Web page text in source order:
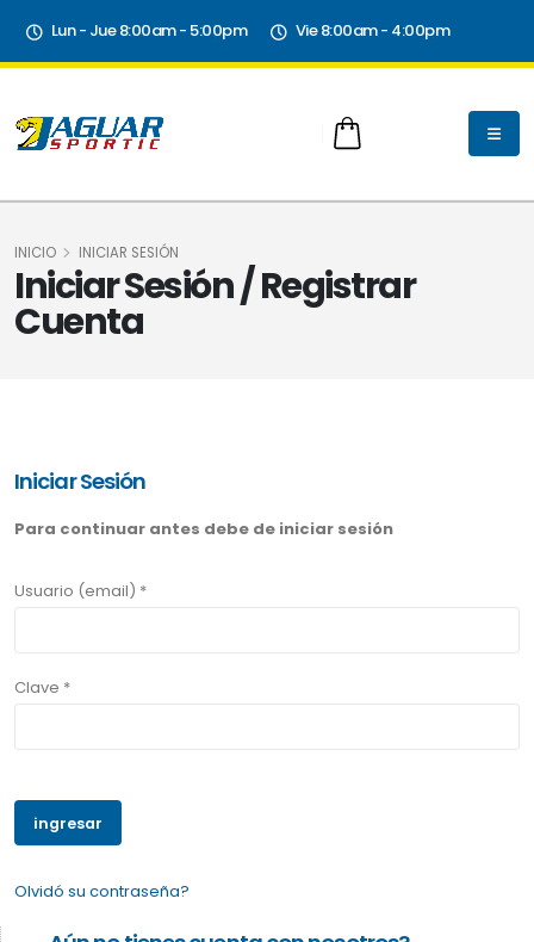
Lun - Jue 8:00am - 5:00pm Vie 8:00am - 4:00pm
Iniciar Sesión / Registrar
Cuenta
INICIO INICIAR SESIÓN
Iniciar Sesión
Para continuar antes debe de iniciar sesión
Usuario (email) *
Clave *
Olvidó su contraseña?